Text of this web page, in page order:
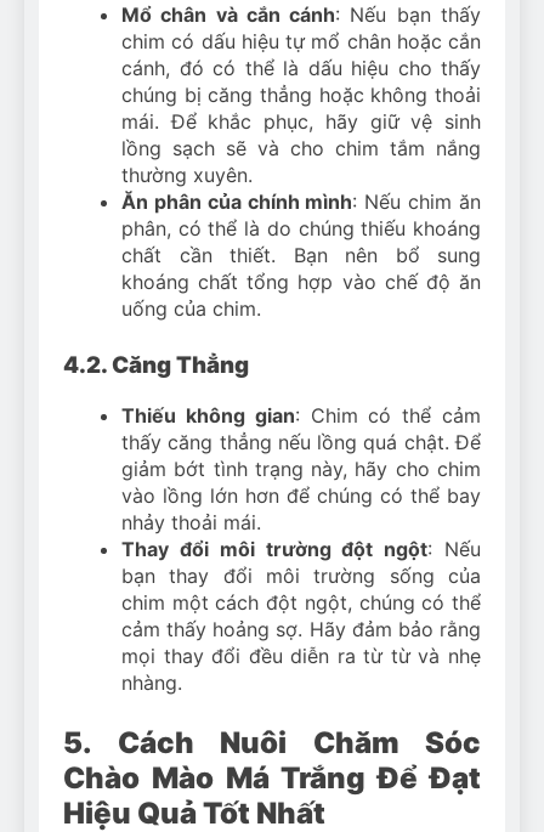
Mổ chân và cắn cánh: Nếu bạn thấy
chim có dấu hiệu tự mổ chân hoặc cắn
cánh, đó có thể là dấu hiệu cho thấy
chúng bị căng thẳng hoặc không thoải
mái. Để khắc phục, hãy giữ vệ sinh
lồng sạch sẽ và cho chim tắm nắng
thường xuyên.
Ăn phân của chính mình: Nếu chim ăn
phân, có thể là do chúng thiếu khoáng
chất cần thiết. Bạn nên bổ sung
khoáng chất tổng hợp vào chế độ ăn
uống của chim.
4.2. Căng Thẳng
Thiếu không gian: Chim có thể cảm
thấy căng thẳng nếu lồng quá chật. Để
giảm bớt tình trạng này, hãy cho chim
vào lồng lớn hơn để chúng có thể bay
nhảy thoải mái.
Thay đổi môi trường đột ngột: Nếu
bạn thay đổi môi trường sống của
chim một cách đột ngột, chúng có thể
cảm thấy hoảng sợ. Hãy đảm bảo rằng
mọi thay đổi đều diễn ra từ từ và nhẹ
nhàng.
5. Cách Nuôi Chăm Sóc
Chào Mào Má Trắng Để Đạt
Hiệu Quả Tốt Nhất